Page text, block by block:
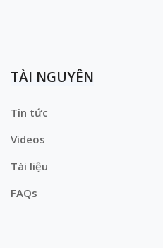
TÀI NGUYÊN
Tin tức
Videos
Tài liệu
FAQs